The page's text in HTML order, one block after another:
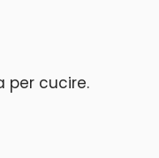
per cucire.